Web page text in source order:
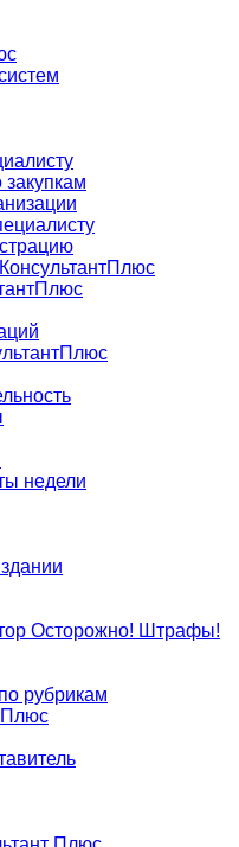
недели
Осторожно! Штрафы!
рубрикам